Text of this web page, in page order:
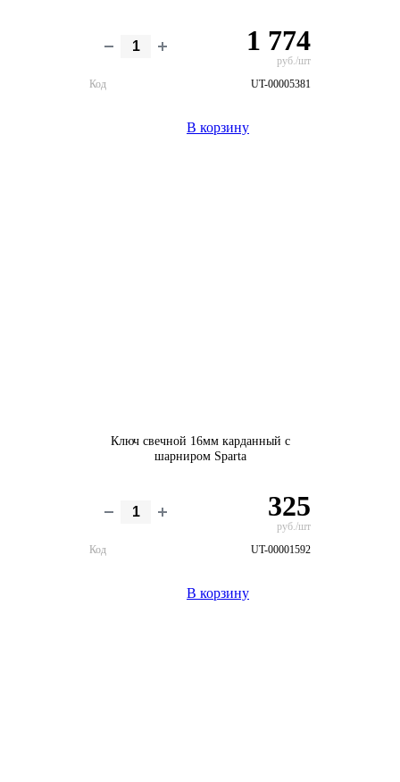
1 774
руб./шт
Код
UT-00005381
В корзину
Ключ свечной 16мм карданный с
шарниром Sparta
325
руб./шт
Код
UT-00001592
В корзину